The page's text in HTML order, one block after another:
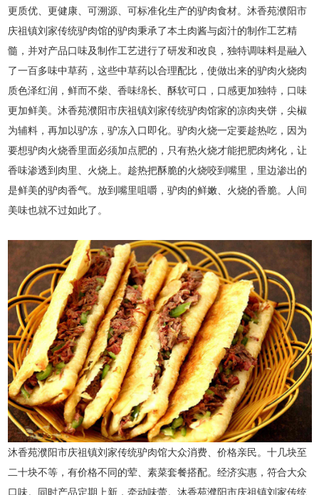
更质优、更健康、可溯源、可标准化生产的驴肉食材。沐香苑濮阳市
庆祖镇刘家传统驴肉馆的驴肉秉承了本土肉酱与卤汁的制作工艺精
髓，并对产品口味及制作工艺进行了研发和改良，独特调味料是融入
了一百多味中草药，这些中草药以合理配比，使做出来的驴肉火烧肉
质色泽红润，鲜而不柴、香味绵长、酥软可口，口感更加独特，口味
更加鲜美。沐香苑濮阳市庆祖镇刘家传统驴肉馆家的凉肉夹饼，尖椒
为辅料，再加以驴冻，驴冻入口即化。驴肉火烧一定要趁热吃，因为
要想驴肉火烧香里面必须加点肥的，只有热火烧才能把肥肉烤化，让
香味渗透到肉里、火烧上。趁热把酥脆的火烧咬到嘴里，里边渗出的
是鲜美的驴肉香气。放到嘴里咀嚼，驴肉的鲜嫩、火烧的香脆。人间
美味也就不过如此了。
沐香苑濮阳市庆祖镇刘家传统驴肉馆大众消费、价格亲民。十几块至
二十块不等，有价格不同的荤、素菜套餐搭配。经济实惠，符合大众
口味。同时产品定期上新，牵动味蕾。沐香苑濮阳市庆祖镇刘家传统